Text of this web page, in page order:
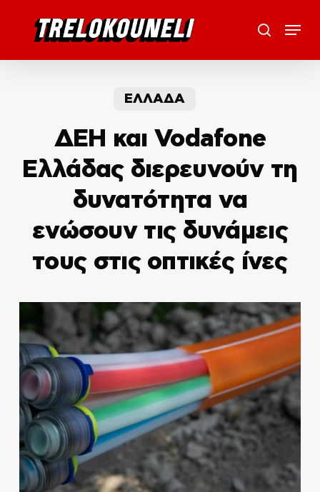
search
Menu
ΕΛΛΑΔΑ
ΔΕΗ και Vodafone
Ελλάδας διερευνούν τη
δυνατότητα να
ενώσουν τις δυνάμεις
τους στις οπτικές ίνες